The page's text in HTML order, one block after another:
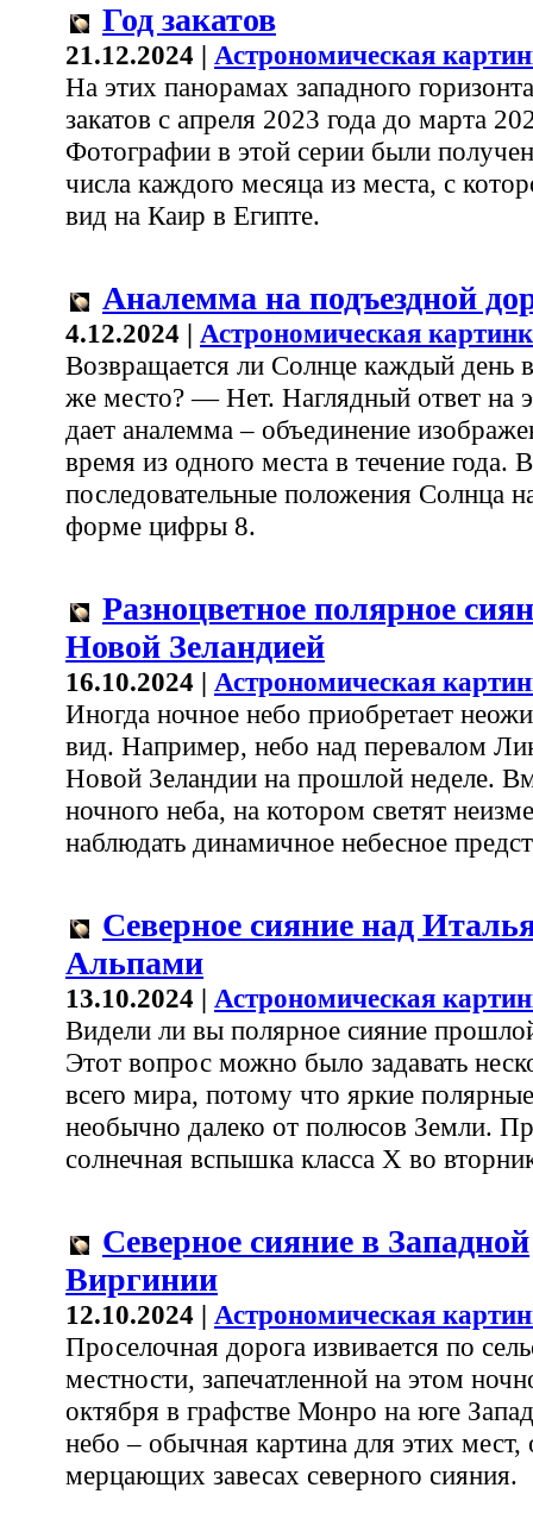
Год закатов
21.12.2024 | Астрономическая
На этих панорамах западного
закатов с апреля 2023 года до марта
Фотографии в этой серии были
числа каждого месяца из места, с
вид на Каир в Египте.
Аналемма на подъездной
4.12.2024 | Астрономическая
Возвращается ли Солнце каждый день
же место? — Нет. Наглядный ответ на
дает аналемма – объединение
время из одного места в течение года.
последовательные положения Солнца
форме цифры 8.
Разноцветное полярное
Новой Зеландией
16.10.2024 | Астрономическая
Иногда ночное небо приобретает
вид. Например, небо над перевалом
Новой Зеландии на прошлой неделе.
ночного неба, на котором светят
наблюдать динамичное небесное
Северное сияние над
Альпами
13.10.2024 | Астрономическая
Видели ли вы полярное сияние
Этот вопрос можно было задавать
всего мира, потому что яркие
необычно далеко от полюсов Земли.
солнечная вспышка класса X во
Северное сияние в Западной
Виргинии
12.10.2024 | Астрономическая
Проселочная дорога извивается по
местности, запечатленной на этом
октября в графстве Монро на юге
небо – обычная картина для этих мест,
мерцающих завесах северного сияния.